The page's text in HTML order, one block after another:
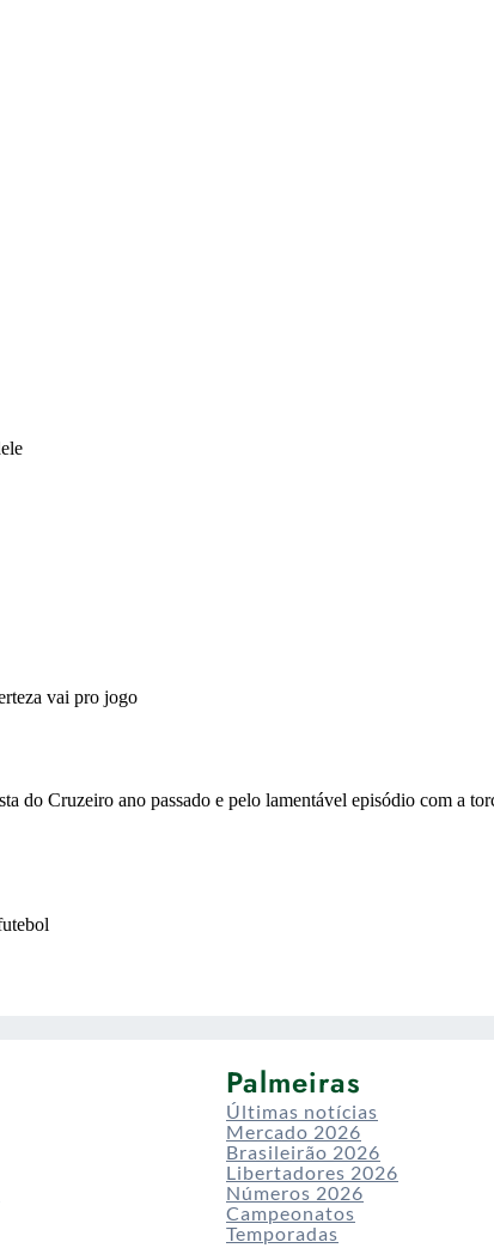
Palmeiras
Últimas notícias
Mercado 2026
Brasileirão 2026
Libertadores 2026
Números 2026
Campeonatos
Temporadas